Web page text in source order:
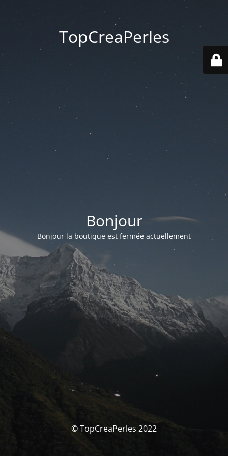
TopCreaPerles
Bonjour
Bonjour la boutique est fermée actuellement
© TopCreaPerles 2022